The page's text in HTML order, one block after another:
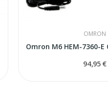
OMRON
94,95 €